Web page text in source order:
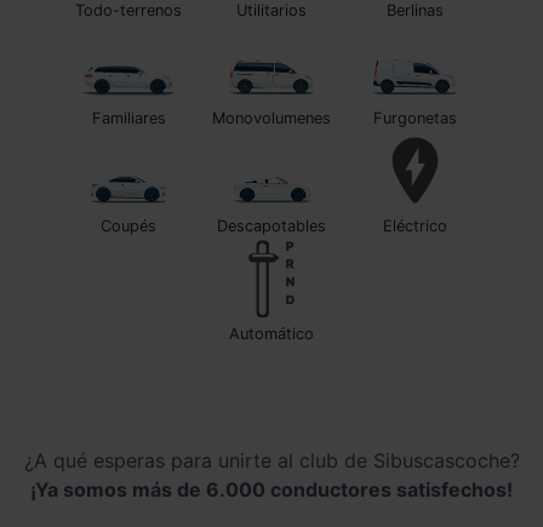
Todo-terrenos Utilitarios Berlinas
Familiares Monovolumenes Furgonetas
Coupés Descapotables Eléctrico
automático
¿A qué esperas para unirte al club de Sibuscascoche?
¡Ya somos más de 6.000 conductores satisfechos!